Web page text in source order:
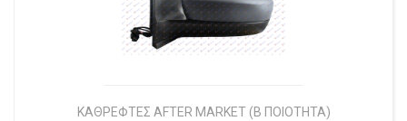
ΚΑΘΡΕΦΤΕΣ AFTER MARKET (Β ΠΟΙΟΤΗΤΑ)